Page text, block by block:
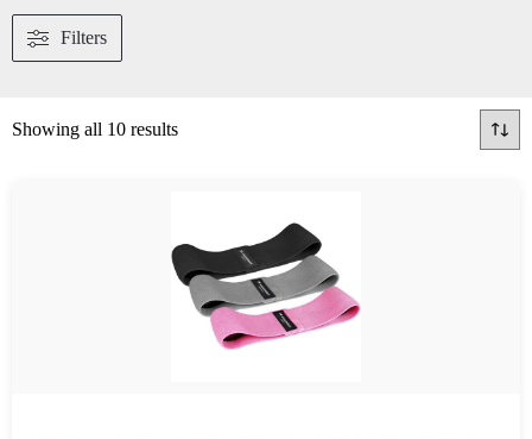
Filters
Showing all 10 results